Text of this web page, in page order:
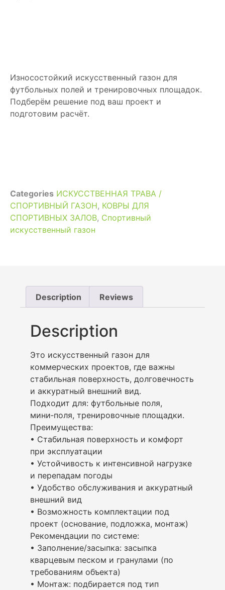
Износостойкий искусственный газон для
футбольных полей и тренировочных площадок.
Подберём решение под ваш проект и
подготовим расчёт.
Categories ИСКУССТВЕННАЯ ТРАВА /
СПОРТИВНЫЙ ГАЗОН, КОВРЫ ДЛЯ
СПОРТИВНЫХ ЗАЛОВ, Спортивный
искусственный газон
Description Reviews
Description
Это искусственный газон для
коммерческих проектов, где важны
стабильная поверхность, долговечность
и аккуратный внешний вид.
Подходит для: футбольные поля,
мини‑поля, тренировочные площадки.
Преимущества:
• Стабильная поверхность и комфорт
при эксплуатации
• Устойчивость к интенсивной нагрузке
и перепадам погоды
• Удобство обслуживания и аккуратный
внешний вид
• Возможность комплектации под
проект (основание, подложка, монтаж)
Рекомендации по системе:
• Заполнение/засыпка: засыпка
кварцевым песком и гранулами (по
требованиям объекта)
• Монтаж: подбирается под тип